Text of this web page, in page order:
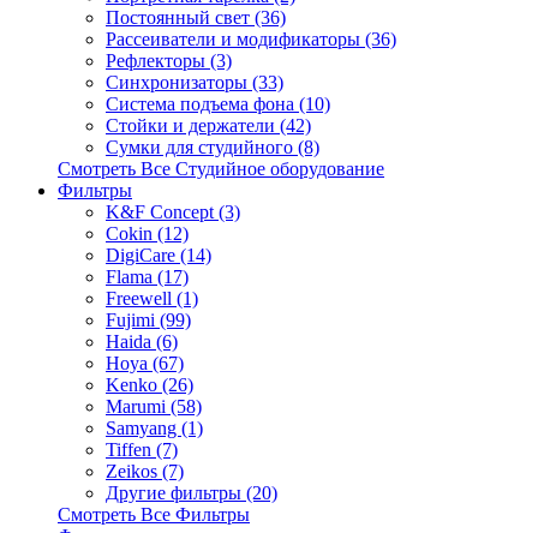
Постоянный свет (36)
Рассеиватели и модификаторы (36)
Рефлекторы (3)
Синхронизаторы (33)
Система подъема фона (10)
Стойки и держатели (42)
Сумки для студийного (8)
Смотреть Все Студийное оборудование
Фильтры
K&F Concept (3)
Cokin (12)
DigiCare (14)
Flama (17)
Freewell (1)
Fujimi (99)
Haida (6)
Hoya (67)
Kenko (26)
Marumi (58)
Samyang (1)
Tiffen (7)
Zeikos (7)
Другие фильтры (20)
Смотреть Все Фильтры